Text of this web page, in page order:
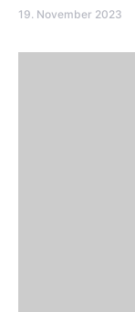
19. November 2023